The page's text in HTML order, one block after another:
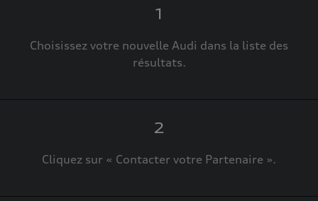
1
Choisissez votre nouvelle Audi dans la liste des
résultats.
2
Cliquez sur « Contacter votre Partenaire ».